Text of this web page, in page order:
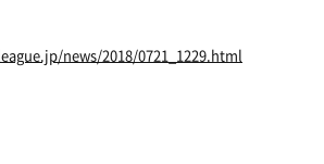
news/2018/0721_1229.html